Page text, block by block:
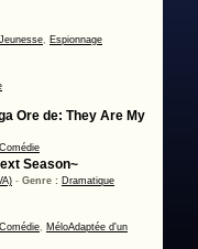
Jeunesse, Espionnage
Ore de: They Are My
Comédie
Season~
- Genre : Dramatique
Comédie, MéloAdaptée d'un